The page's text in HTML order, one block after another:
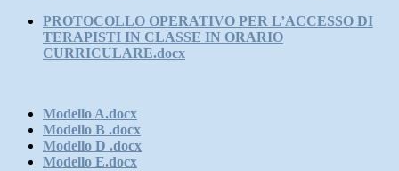
PROTOCOLLO OPERATIVO PER L’ACCESSO DI
TERAPISTI IN CLASSE IN ORARIO
CURRICULARE.docx
Modello A.docx
Modello B .docx
Modello D .docx
Modello E.docx